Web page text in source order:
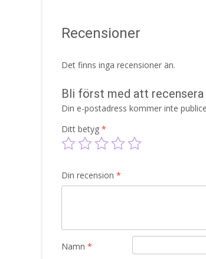
Recensioner
Det finns inga recensioner än.
Bli först med att recensera
Din e-postadress kommer inte
Ditt betyg *
Din recension *
Namn *